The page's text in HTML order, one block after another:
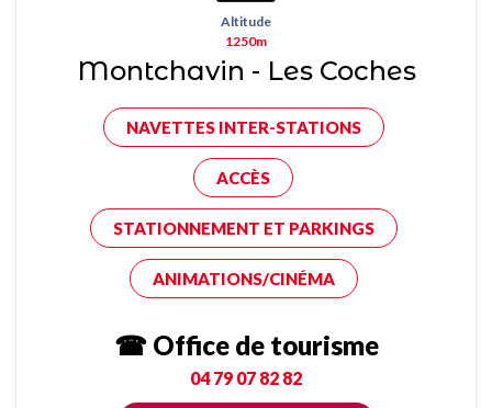
Altitude
1250m
Montchavin - Les Coches
NAVETTES INTER-STATIONS
ACCÈS
STATIONNEMENT ET PARKINGS
ANIMATIONS/CINÉMA
☎ Office de tourisme
04 79 07 82 82